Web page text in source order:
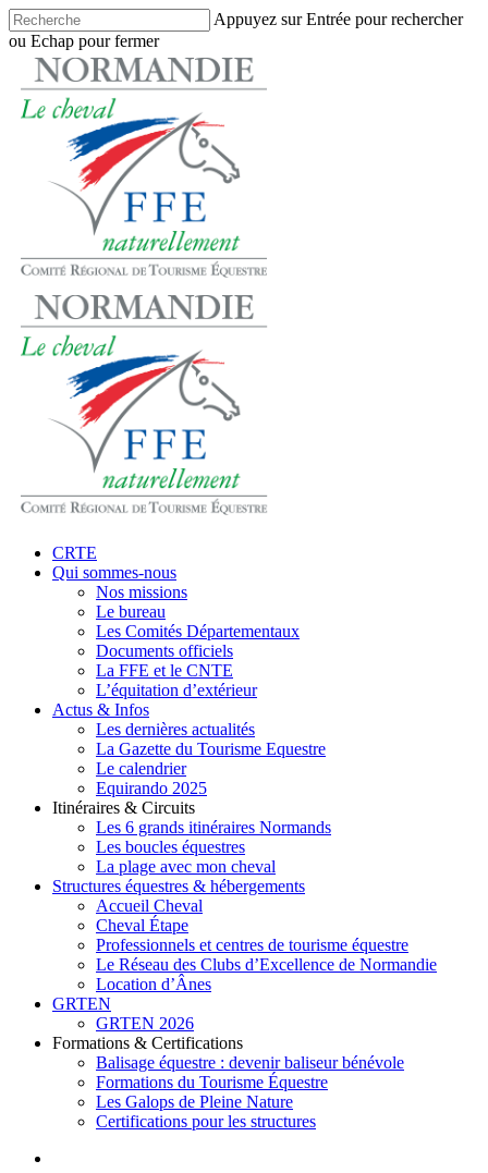
Skip
to
main
content
Appuyez sur Entrée pour rechercher
ou Echap pour fermer
Close
Search
search
Menu
CRTE
Qui sommes-nous
Nos missions
Le bureau
Les Comités Départementaux
Documents officiels
La FFE et le CNTE
L’équitation d’extérieur
Actus & Infos
Les dernières actualités
La Gazette du Tourisme Equestre
Le calendrier
Equirando 2025
Itinéraires & Circuits
Les 6 grands itinéraires Normands
Les boucles équestres
La plage avec mon cheval
Structures équestres & hébergements
Accueil Cheval
Cheval Étape
Professionnels et centres de tourisme équestre
Le Réseau des Clubs d’Excellence de Normandie
Location d’Ânes
GRTEN
GRTEN 2026
Formations & Certifications
Balisage équestre : devenir baliseur bénévole
Formations du Tourisme Équestre
Les Galops de Pleine Nature
Certifications pour les structures